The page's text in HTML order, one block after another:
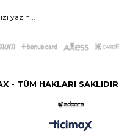
GÖNDER
- TÜM HAKLARI